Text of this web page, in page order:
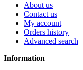
About us
Contact us
My account
Orders history
Advanced search
Information